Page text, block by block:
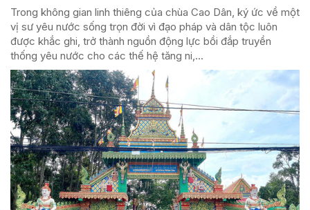
Trong không gian linh thiêng của chùa Cao Dân, ký ức về một
vị sư yêu nước sống trọn đời vì đạo pháp và dân tộc luôn
được khắc ghi, trở thành nguồn động lực bồi đắp truyền
thống yêu nước cho các thế hệ tăng ni,...